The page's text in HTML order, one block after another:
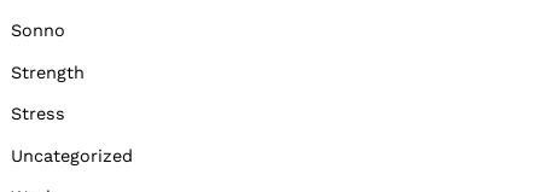
Sonno
Strength
Stress
Uncategorized